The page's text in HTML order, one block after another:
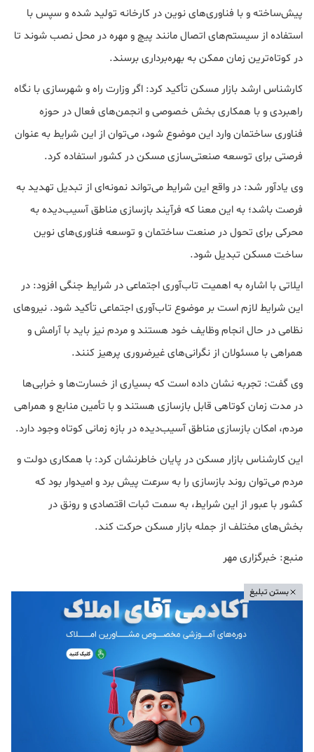
پیش‌ساخته و با فناوری‌های نوین در کارخانه تولید شده و سپس با
استفاده از سیستم‌های اتصال مانند پیچ و مهره در محل نصب شوند تا
در کوتاه‌ترین زمان ممکن به بهره‌برداری برسند.
کارشناس ارشد بازار مسکن تأکید کرد: اگر وزارت راه و شهرسازی با نگاه
راهبردی و با همکاری بخش خصوصی و انجمن‌های فعال در حوزه
فناوری ساختمان وارد این موضوع شود، می‌توان از این شرایط به عنوان
فرصتی برای توسعه صنعتی‌سازی مسکن در کشور استفاده کرد.
وی یادآور شد: در واقع این شرایط می‌تواند نمونه‌ای از تبدیل تهدید به
فرصت باشد؛ به این معنا که فرآیند بازسازی مناطق آسیب‌دیده به
محرکی برای تحول در صنعت ساختمان و توسعه فناوری‌های نوین
ساخت مسکن تبدیل شود.
ایلاتی با اشاره به اهمیت تاب‌آوری اجتماعی در شرایط جنگی افزود: در
این شرایط لازم است بر موضوع تاب‌آوری اجتماعی تأکید شود. نیروهای
نظامی در حال انجام وظایف خود هستند و مردم نیز باید با آرامش و
همراهی با مسئولان از نگرانی‌های غیرضروری پرهیز کنند.
وی گفت: تجربه نشان داده است که بسیاری از خسارت‌ها و خرابی‌ها
در مدت زمان کوتاهی قابل بازسازی هستند و با تأمین منابع و همراهی
مردم، امکان بازسازی مناطق آسیب‌دیده در بازه زمانی کوتاه وجود دارد.
این کارشناس بازار مسکن در پایان خاطرنشان کرد: با همکاری دولت و
مردم می‌توان روند بازسازی را به سرعت پیش برد و امیدوار بود که
کشور با عبور از این شرایط، به سمت ثبات اقتصادی و رونق در
بخش‌های مختلف از جمله بازار مسکن حرکت کند.
منبع: خبرگزاری مهر
بستن تبلیغ